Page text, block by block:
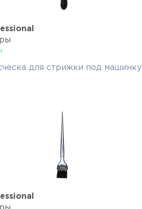
для стрижки под машинку